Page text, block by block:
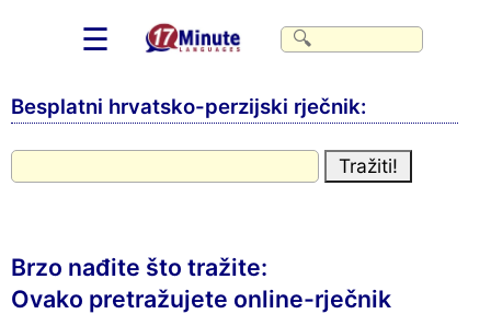
☰
Besplatni hrvatsko-perzijski rječnik:
Brzo nađite što tražite:
Ovako pretražujete online-rječnik